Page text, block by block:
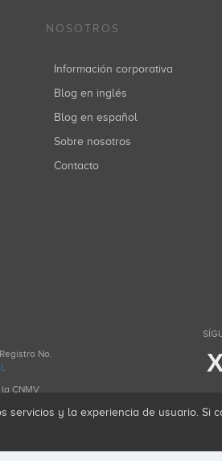
NOSOTROS
Información corporativa
Blog en inglés
Blog en español
Sobre nosotros
Contacto
No.
.
CNMV
X
servicios y la experiencia de usuario. Si